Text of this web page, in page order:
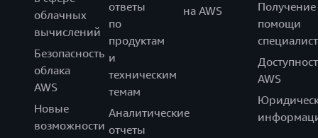
облачных
вычислений
Безопасность
облака
AWS
Новые
возможности
ответы
по
продуктам
и
техническим
темам
Аналитические
отчеты
на AWS
Получение
помощи
AWS